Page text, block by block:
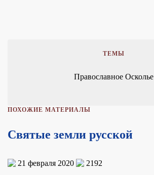
ТЕМЫ
Православное Осколье
ПОХОЖИЕ МАТЕРИАЛЫ
Святые земли русской
21 февраля 2020 2192